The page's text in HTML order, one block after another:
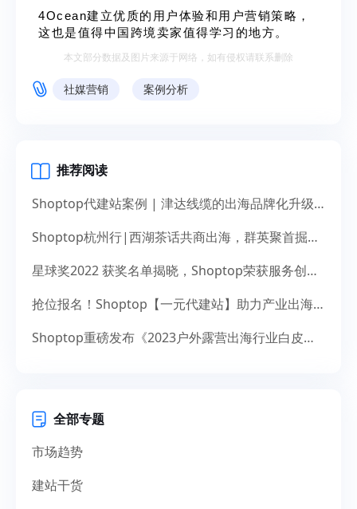
4Ocean建立优质的用户体验和用户营销策略，
这也是值得中国跨境卖家值得学习的地方。
本文部分数据及图片来源于网络，如有侵权请联系删除
社媒营销 案例分析
推荐阅读
Shoptop代建站案例 | 津达线缆的出海品牌化升级之道
Shoptop杭州行|西湖茶话共商出海，群英聚首掘金未来
星球奖2022 获奖名单揭晓，Shoptop荣获服务创新奖！
抢位报名！Shoptop【一元代建站】助力产业出海，献礼14周年
Shoptop重磅发布《2023户外露营出海行业白皮书》！聚焦150亿美元市场，探寻增长新机遇
全部专题
市场趋势
建站干货